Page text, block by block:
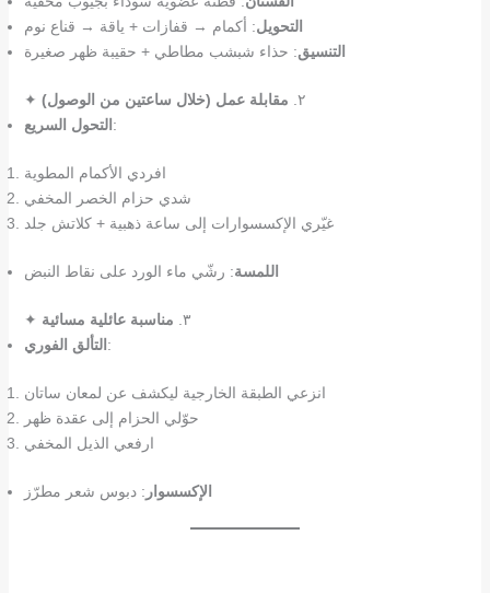
التحويل: أكمام → قفازات + ياقة → قناع نوم
التنسيق: حذاء شبشب مطاطي + حقيبة ظهر صغيرة
✦ ٢. مقابلة عمل (خلال ساعتين من الوصول)
التحول السريع:
افردي الأكمام المطوية
شدي حزام الخصر المخفي
غيّري الإكسسوارات إلى ساعة ذهبية + كلاتش جلد
اللمسة: رشّي ماء الورد على نقاط النبض
✦ ٣. مناسبة عائلية مسائية
التألق الفوري:
انزعي الطبقة الخارجية ليكشف عن لمعان ساتان
حوّلي الحزام إلى عقدة ظهر
ارفعي الذيل المخفي
الإكسسوار : دبوس شعر مطرّز